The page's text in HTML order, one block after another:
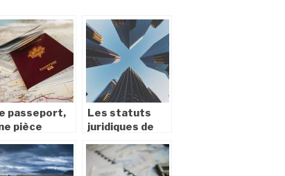
passeport,
pièce
les
Les statuts
juridiques de
SASU